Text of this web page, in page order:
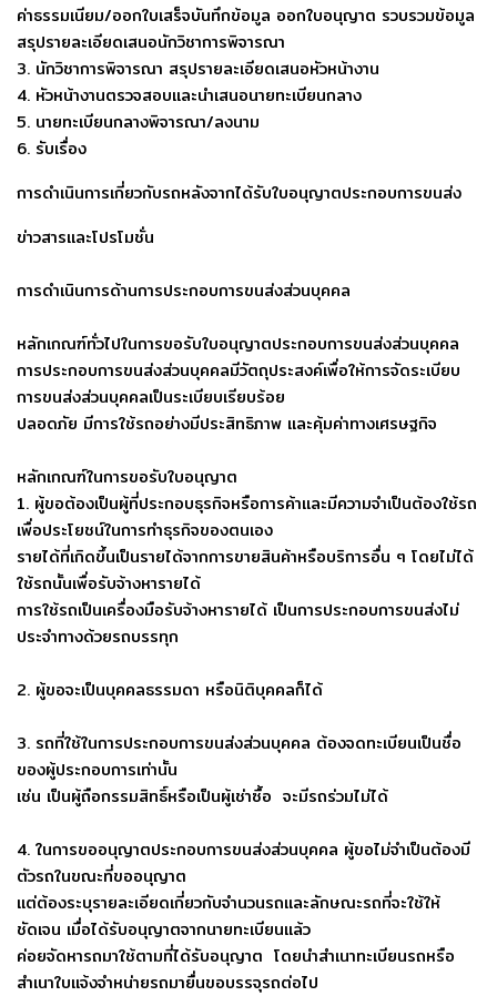
ค่าธรรมเนียม/ออกใบเสร็จบันทึกข้อมูล ออกใบอนุญาต รวบรวมข้อมูล
สรุปรายละเอียดเสนอนักวิชาการพิจารณา
3. นักวิชาการพิจารณา สรุปรายละเอียดเสนอหัวหน้างาน
4. หัวหน้างานตรวจสอบและนำเสนอนายทะเบียนกลาง
5. นายทะเบียนกลางพิจารณา/ลงนาม
6. รับเรื่อง
การดำเนินการเกี่ยวกับรถหลังจากได้รับใบอนุญาตประกอบการขนส่ง
ข่าวสารและโปรโมชั่น
การดำเนินการด้านการประกอบการขนส่งส่วนบุคคล
หลักเกณฑ์ทั่วไปในการขอรับใบอนุญาตประกอบการขนส่งส่วนบุคคล
การประกอบการขนส่งส่วนบุคคลมีวัตถุประสงค์เพื่อให้การจัดระเบียบ
การขนส่งส่วนบุคคลเป็นระเบียบเรียบร้อย
ปลอดภัย มีการใช้รถอย่างมีประสิทธิภาพ และคุ้มค่าทางเศรษฐกิจ
หลักเกณฑ์ในการขอรับใบอนุญาต
1. ผู้ขอต้องเป็นผู้ที่ประกอบธุรกิจหรือการค้าและมีความจำเป็นต้องใช้รถ
เพื่อประโยชน์ในการทำธุรกิจของตนเอง
รายได้ที่เกิดขึ้นเป็นรายได้จากการขายสินค้าหรือบริการอื่น ๆ โดยไม่ได้
ใช้รถนั้นเพื่อรับจ้างหารายได้
การใช้รถเป็นเครื่องมือรับจ้างหารายได้ เป็นการประกอบการขนส่งไม่
ประจำทางด้วยรถบรรทุก
2. ผู้ขอจะเป็นบุคคลธรรมดา หรือนิติบุคคลก็ได้
3. รถที่ใช้ในการประกอบการขนส่งส่วนบุคคล ต้องจดทะเบียนเป็นชื่อ
ของผู้ประกอบการเท่านั้น
เช่น เป็นผู้ถือกรรมสิทธิ์หรือเป็นผู้เช่าซื้อ จะมีรถร่วมไม่ได้
4. ในการขออนุญาตประกอบการขนส่งส่วนบุคคล ผู้ขอไม่จำเป็นต้องมี
ตัวรถในขณะที่ขออนุญาต
แต่ต้องระบุรายละเอียดเกี่ยวกับจำนวนรถและลักษณะรถที่จะใช้ให้
ชัดเจน เมื่อได้รับอนุญาตจากนายทะเบียนแล้ว
ค่อยจัดหารถมาใช้ตามที่ได้รับอนุญาต โดยนำสำเนาทะเบียนรถหรือ
สำเนาใบแจ้งจำหน่ายรถมายื่นขอบรรจุรถต่อไป